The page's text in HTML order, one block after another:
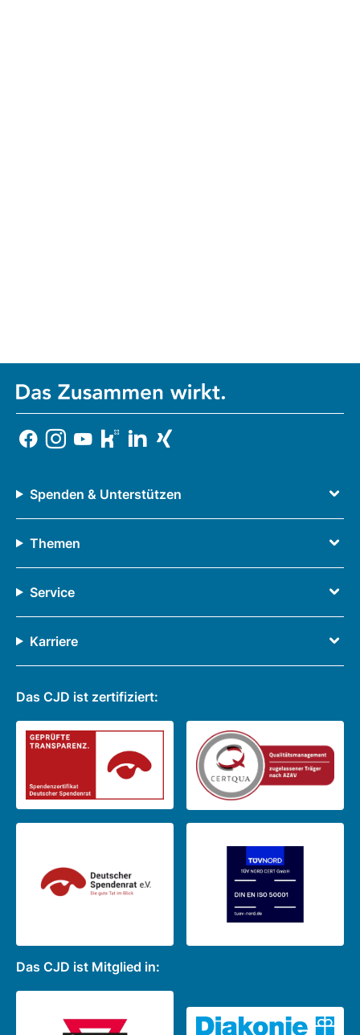
Spenden & Unterstützen
Themen
Service
Karriere
Das CJD ist zertifiziert:
Das CJD ist Mitglied in: